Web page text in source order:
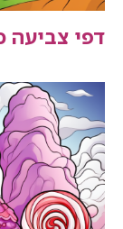
דפי צביעה